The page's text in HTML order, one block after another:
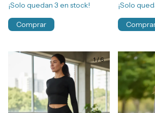
¡Solo quedan 3 en stock!
Comprar
¡Solo
1/6